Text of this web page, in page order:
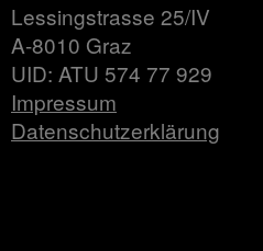
Lessingstrasse 25/IV
A-8010 Graz
UID: ATU 574 77 929
Impressum
Datenschutzerklärung